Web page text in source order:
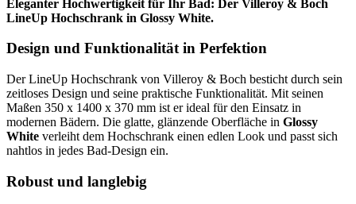
Eleganter Hochwertigkeit für Ihr Bad: Der Villeroy & Boch
LineUp Hochschrank in Glossy White.
Design und Funktionalität in Perfektion
Der LineUp Hochschrank von Villeroy & Boch besticht durch sein
zeitloses Design und seine praktische Funktionalität. Mit seinen
Maßen 350 x 1400 x 370 mm ist er ideal für den Einsatz in
modernen Bädern. Die glatte, glänzende Oberfläche in Glossy
White verleiht dem Hochschrank einen edlen Look und passt sich
nahtlos in jedes Bad-Design ein.
Robust und langlebig